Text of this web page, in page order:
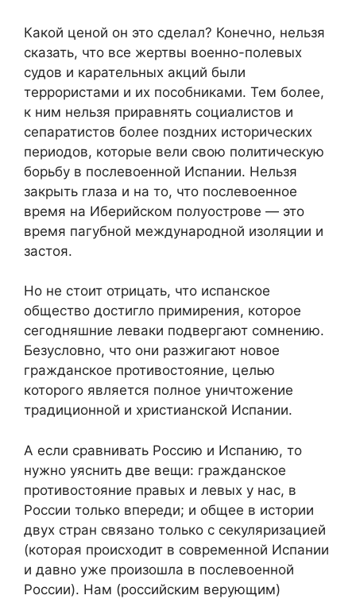
Какой ценой он это сделал? Конечно, нельзя
сказать, что все жертвы военно-полевых
судов и карательных акций были
террористами и их пособниками. Тем более,
к ним нельзя приравнять социалистов и
сепаратистов более поздних исторических
периодов, которые вели свою политическую
борьбу в послевоенной Испании. Нельзя
закрыть глаза и на то, что послевоенное
время на Иберийском полуострове — это
время пагубной международной изоляции и
застоя.
Но не стоит отрицать, что испанское
общество достигло примирения, которое
сегодняшние леваки подвергают сомнению.
Безусловно, что они разжигают новое
гражданское противостояние, целью
которого является полное уничтожение
традиционной и христианской Испании.
А если сравнивать Россию и Испанию, то
нужно уяснить две вещи: гражданское
противостояние правых и левых у нас, в
России только впереди; и общее в истории
двух стран связано только с секуляризацией
(которая происходит в современной Испании
и давно уже произошла в послевоенной
России). Нам (российским верующим)